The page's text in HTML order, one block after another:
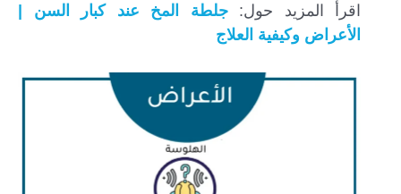
اقرأ المزيد حول:جلطة المخ عند كبار السن |
الأعراض وكيفية العلاج